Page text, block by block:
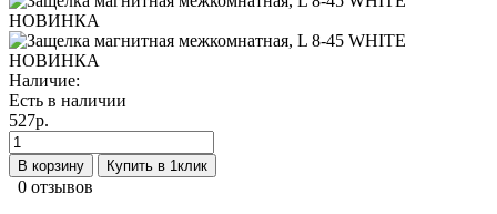
Наличие:
Есть в наличии
527р.
В корзину Купить в 1клик
0 отзывов